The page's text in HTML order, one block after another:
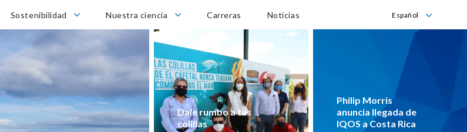
Sostenibilidad
Nuestra ciencia
Carreras
Noticias Español
English
Español
Dale rumbo a tus
colillas
Philip Morris
anuncia llegada de
IQOS a Costa Rica